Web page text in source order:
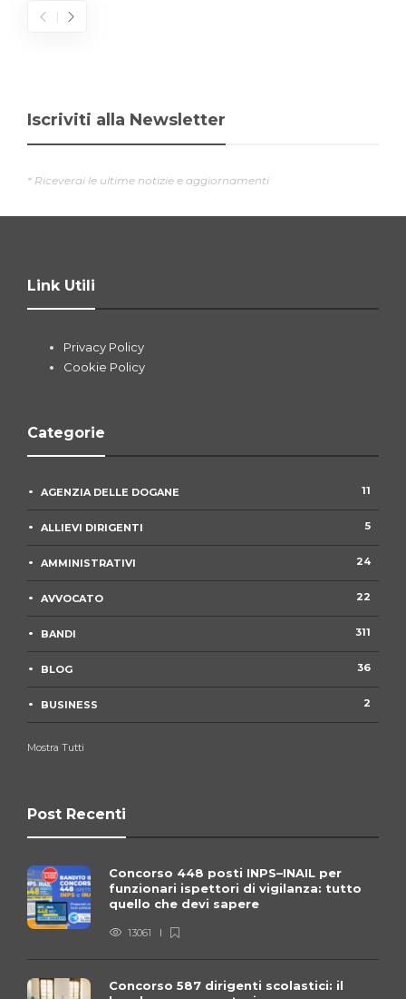
Iscriviti alla Newsletter
* Riceverai le ultime notizie e aggiornamenti
Link Utili
Privacy Policy
Cookie Policy
Categorie
AGENZIA DELLE DOGANE 11
ALLIEVI DIRIGENTI 5
AMMINISTRATIVI 24
AVVOCATO 22
BANDI 311
BLOG 36
BUSINESS 2
Mostra Tutti
Post Recenti
Concorso 448 posti INPS–INAIL per
funzionari ispettori di vigilanza: tutto
quello che devi sapere
13061
Concorso 587 dirigenti scolastici: il